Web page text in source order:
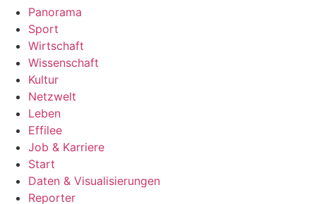
Panorama
Sport
Wirtschaft
Wissenschaft
Kultur
Netzwelt
Leben
Effilee
Job & Karriere
Start
Daten & Visualisierungen
Reporter